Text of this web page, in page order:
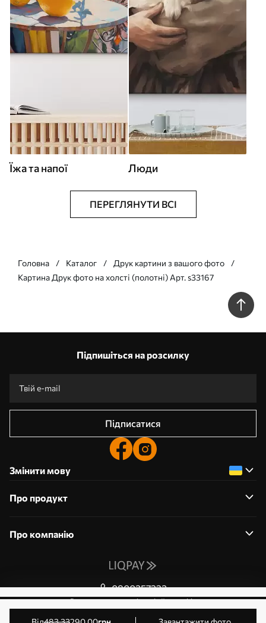
Їжа та напої Люди
ПЕРЕГЛЯНУТИ ВСІ
Головна Каталог
Друк картини з вашого фото
Картина Друк фото на холсті (полотні) Арт. s33167
Підпишіться на розсилку
Підписатися
Змінити мову
Про продукт
Про компанію
0800357223
Редагування дозволів на файли cookie
© 2011-2026 Art-holst. Усі права захищені. Власник: